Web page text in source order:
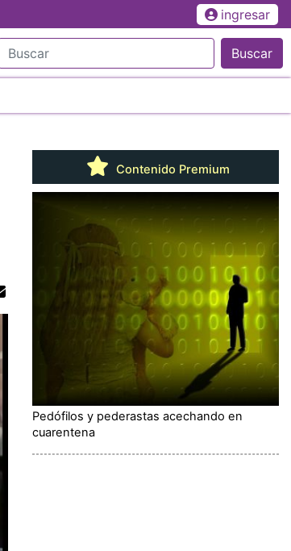
ingresar
Buscar
Contenido Premium
Pedófilos y pederastas acechando en
cuarentena